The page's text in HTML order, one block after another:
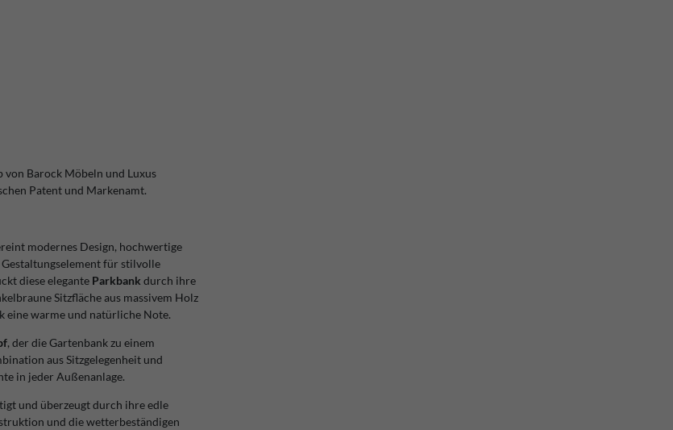
Barock Möbeln und Luxus
Patent und Markenamt.
modernes Design, hochwertige
für stilvolle
diese elegante Parkbank durch ihre
Sitzfläche aus massivem Holz
eine warme und natürliche Note.
, der die Gartenbank zu einem
aus Sitzgelegenheit und
in jeder Außenanlage.
und überzeugt durch ihre edle
und die wetterbeständigen